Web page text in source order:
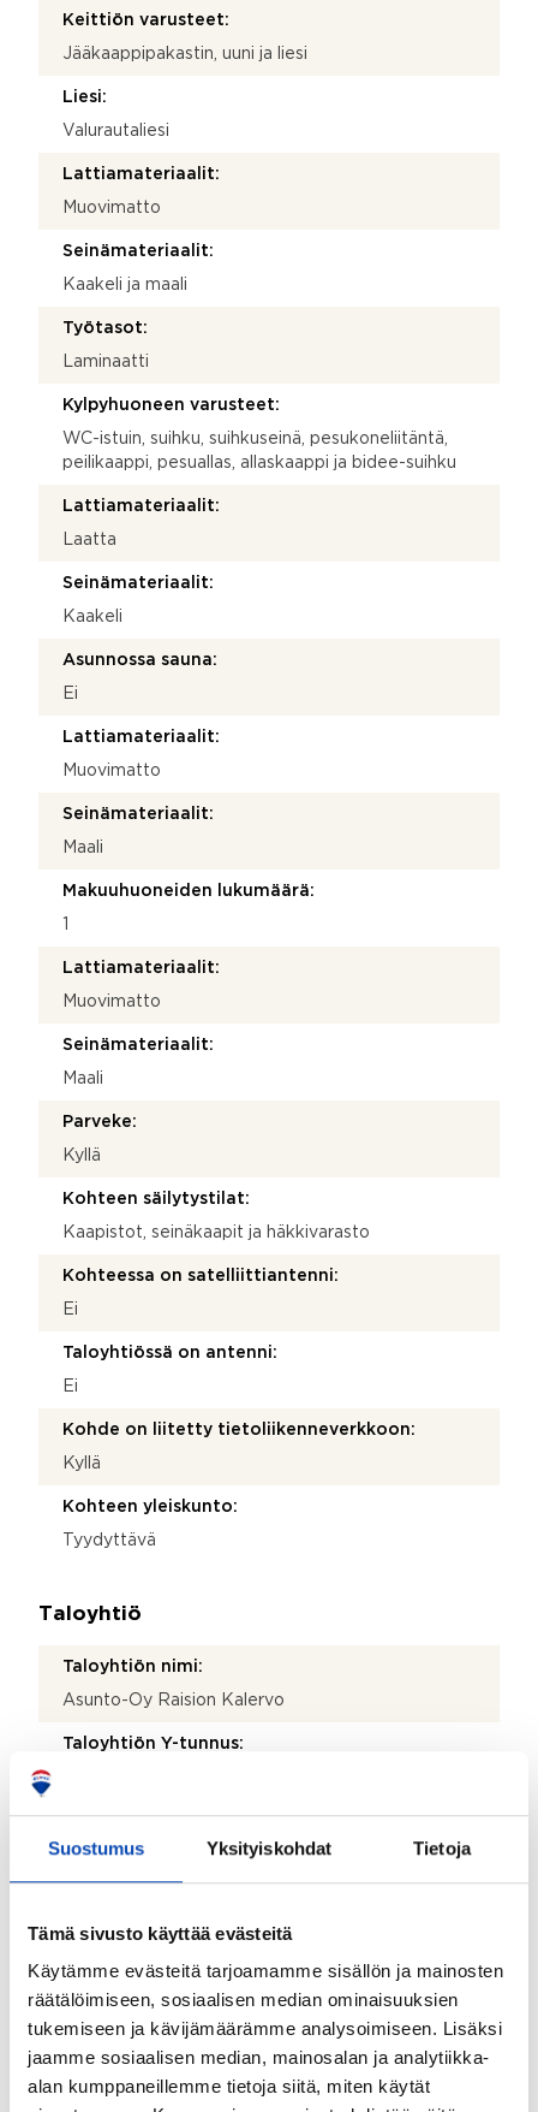
Suostumus Yksityiskohdat Tietoja
Tämä sivusto käyttää evästeitä
Käytämme evästeitä tarjoamamme sisällön ja mainosten
räätälöimiseen, sosiaalisen median ominaisuuksien
tukemiseen ja kävijämäärämme analysoimiseen. Lisäksi
jaamme sosiaalisen median, mainosalan ja analytiikka-
alan kumppaneillemme tietoja siitä, miten käytät
Keittiön varusteet:
Jääkaappipakastin, uuni ja liesi
Liesi:
Valurautaliesi
Lattiamateriaalit:
Muovimatto
Seinämateriaalit:
Kaakeli ja maali
Työtasot:
Laminaatti
Kylpyhuoneen varusteet:
WC-istuin, suihku, suihkuseinä, pesukoneliitäntä,
peilikaappi, pesuallas, allaskaappi ja bidee-suihku
Lattiamateriaalit:
Laatta
Seinämateriaalit:
Kaakeli
Asunnossa sauna:
Ei
Lattiamateriaalit:
Muovimatto
Seinämateriaalit:
Maali
Makuuhuoneiden lukumäärä:
Lattiamateriaalit:
Muovimatto
Seinämateriaalit:
Maali
Parveke:
Kyllä
Kohteen säilytystilat:
Kaapistot, seinäkaapit ja häkkivarasto
Kohteessa on satelliittiantenni:
Ei
Taloyhtiössä on antenni:
Ei
Kohde on liitetty tietoliikenneverkkoon:
Kyllä
Kohteen yleiskunto:
Tyydyttävä
Taloyhtiö
Taloyhtiön nimi:
Asunto-Oy Raision Kalervo
Taloyhtiön Y-tunnus:
Kiinteistötunnus:
680-2-206-1, 680-2-206-3, 680-2-206-6
Huoltoyhtiö
Lisätietoja kiinteistönhoidosta:
Ruskon Kiinteistöhuolto Oy
Isännöitsijätoimisto:
Turun Seudun Kiinteistöpiste Oy